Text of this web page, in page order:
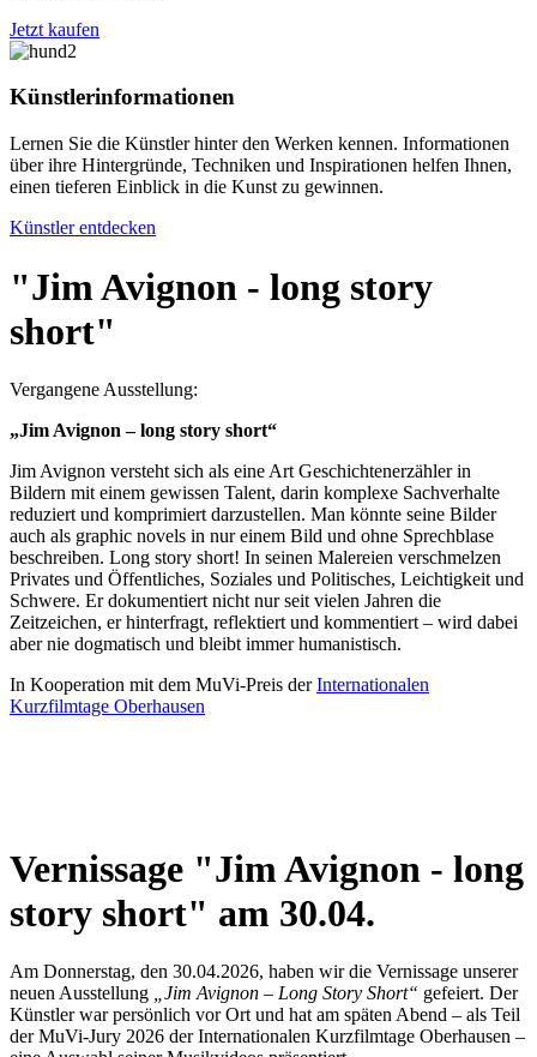
Jetzt kaufen
Künstlerinformationen
Lernen Sie die Künstler hinter den Werken kennen. Informationen
über ihre Hintergründe, Techniken und Inspirationen helfen Ihnen,
einen tieferen Einblick in die Kunst zu gewinnen.
Künstler entdecken
"Jim Avignon - long story
short"
Vergangene Ausstellung:
„Jim Avignon – long story short“
Jim Avignon versteht sich als eine Art Geschichtenerzähler in
Bildern mit einem gewissen Talent, darin komplexe Sachverhalte
reduziert und komprimiert darzustellen. Man könnte seine Bilder
auch als graphic novels in nur einem Bild und ohne Sprechblase
beschreiben. Long story short! In seinen Malereien verschmelzen
Privates und Öffentliches, Soziales und Politisches, Leichtigkeit und
Schwere. Er dokumentiert nicht nur seit vielen Jahren die
Zeitzeichen, er hinterfragt, reflektiert und kommentiert – wird dabei
aber nie dogmatisch und bleibt immer humanistisch.
In Kooperation mit dem MuVi-Preis derInternationalen
Kurzfilmtage Oberhausen
Vernissage "Jim Avignon - long
story short" am 30.04.
Am Donnerstag, den 30.04.2026, haben wir die Vernissage unserer
neuen Ausstellung
„Jim Avignon – Long Story Short“ gefeiert. Der
Künstler war persönlich vor Ort und hat am späten Abend – als Teil
der MuVi-Jury 2026 der Internationalen Kurzfilmtage Oberhausen –